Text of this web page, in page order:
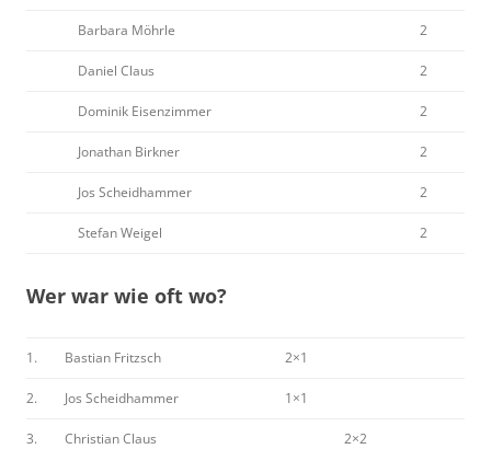
Barbara Möhrle 2
Daniel Claus 2
Dominik Eisenzimmer 2
Jonathan Birkner 2
Jos Scheidhammer 2
Stefan Weigel 2
Wer war wie oft wo?
1. Bastian Fritzsch 2×1
2. Jos Scheidhammer 1×1
3. Christian Claus 2×2